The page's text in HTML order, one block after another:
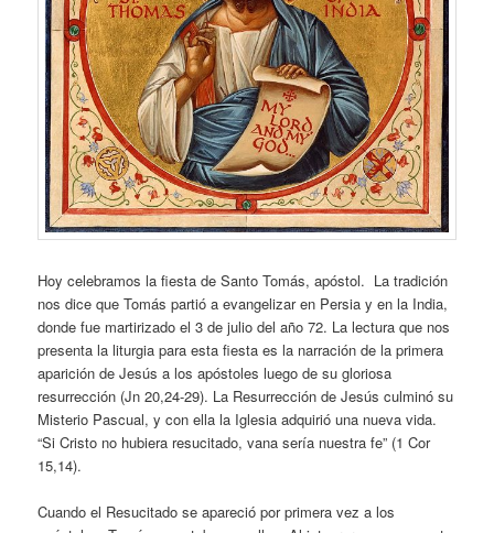
Hoy celebramos la fiesta de Santo Tomás, apóstol. La tradición
nos dice que Tomás partió a evangelizar en Persia y en la India,
donde fue martirizado el 3 de julio del año 72. La lectura que nos
presenta la liturgia para esta fiesta es la narración de la primera
aparición de Jesús a los apóstoles luego de su gloriosa
resurrección (Jn 20,24-29). La Resurrección de Jesús culminó su
Misterio Pascual, y con ella la Iglesia adquirió una nueva vida.
“Si Cristo no hubiera resucitado, vana sería nuestra fe” (1 Cor
15,14).
Cuando el Resucitado se apareció por primera vez a los